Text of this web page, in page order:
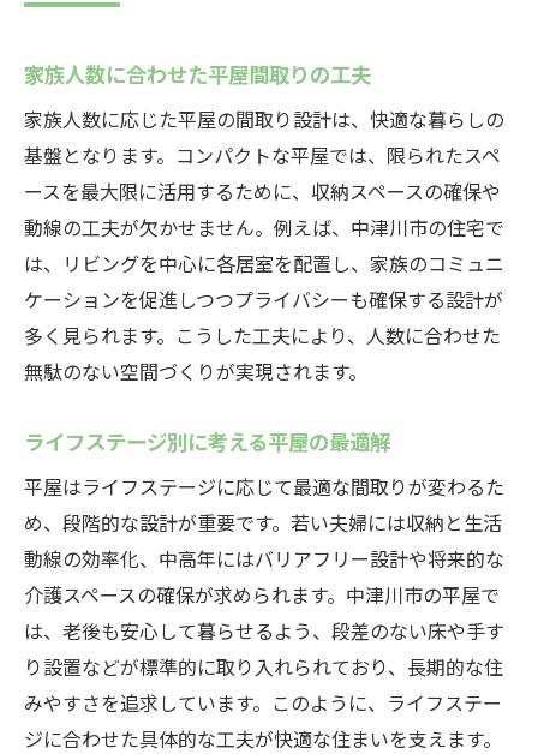
家族人数に合わせた平屋間取りの工夫
家族人数に応じた平屋の間取り設計は、快適な暮らしの
基盤となります。コンパクトな平屋では、限られたスペ
ースを最大限に活用するために、収納スペースの確保や
動線の工夫が欠かせません。例えば、中津川市の住宅で
は、リビングを中心に各居室を配置し、家族のコミュニ
ケーションを促進しつつプライバシーも確保する設計が
多く見られます。こうした工夫により、人数に合わせた
無駄のない空間づくりが実現されます。
ライフステージ別に考える平屋の最適解
平屋はライフステージに応じて最適な間取りが変わるた
め、段階的な設計が重要です。若い夫婦には収納と生活
動線の効率化、中高年にはバリアフリー設計や将来的な
介護スペースの確保が求められます。中津川市の平屋で
は、老後も安心して暮らせるよう、段差のない床や手す
り設置などが標準的に取り入れられており、長期的な住
みやすさを追求しています。このように、ライフステー
ジに合わせた具体的な工夫が快適な住まいを支えます。